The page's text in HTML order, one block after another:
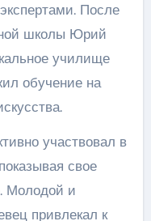
После
школы Юрий
училище
обучение на
участвовал в
свое
Молодой и
привлекал к